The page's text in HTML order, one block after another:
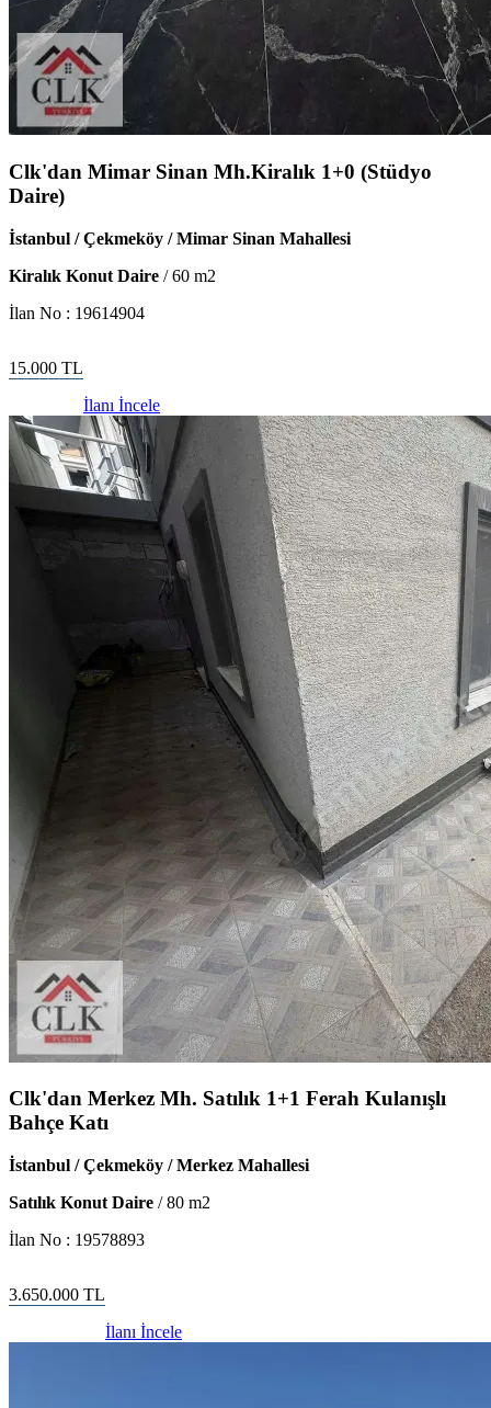
Clk'dan Mimar Sinan Mh.Kiralık 1+0 (Stüdyo
Daire)
İstanbul / Çekmeköy / Mimar Sinan Mahallesi
Kiralık Konut Daire /60 m2
İlan No : 19614904
15.000 TL
İlanı İncele
Clk'dan Merkez Mh. Satılık 1+1 Ferah Kulanışlı
Bahçe Katı
İstanbul / Çekmeköy / Merkez Mahallesi
Satılık Konut Daire /80 m2
İlan No : 19578893
3.650.000 TL
İlanı İncele